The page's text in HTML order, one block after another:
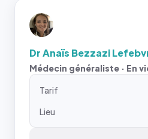
Dr Anaïs Bezzazi
Médecin généraliste · En
Tarif
Lieu